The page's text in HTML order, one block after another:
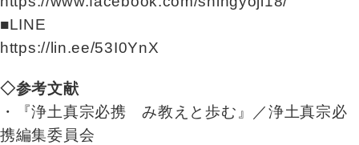
■LINE
https://lin.ee/53I0YnX
◇参考文献
・『浄土真宗必携 み教えと歩む』／浄土真宗必
携編集委員会